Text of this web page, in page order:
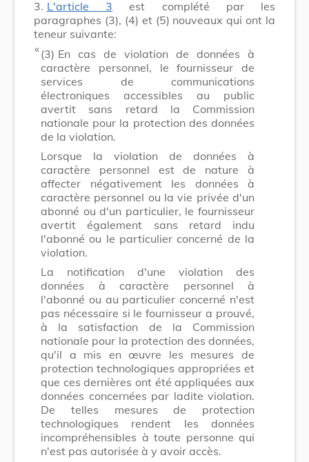
3. L'article 3 est complété par les
paragraphes (3), (4) et (5) nouveaux qui ont la
teneur suivante:
​ «(3) En cas de violation de données à
caractère personnel, le fournisseur de
services de communications
électroniques accessibles au public
avertit sans retard la Commission
nationale pour la protection des données
de la violation.
Lorsque la violation de données à
caractère personnel est de nature à
affecter négativement les données à
caractère personnel ou la vie privée d'un
abonné ou d'un particulier, le fournisseur
avertit également sans retard indu
l'abonné ou le particulier concerné de la
violation.
La notification d'une violation des
données à caractère personnel à
l'abonné ou au particulier concerné n'est
pas nécessaire si le fournisseur a prouvé,
à la satisfaction de la Commission
nationale pour la protection des données,
qu'il a mis en œuvre les mesures de
protection technologiques appropriées et
que ces dernières ont été appliquées aux
données concernées par ladite violation.
De telles mesures de protection
technologiques rendent les données
incompréhensibles à toute personne qui
n'est pas autorisée à y avoir accès.